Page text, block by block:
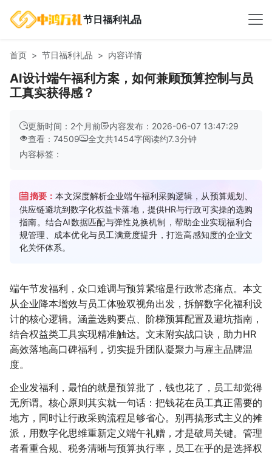
节日福利礼品
首页 节日福利礼品 内容详情
AI设计端午福利方案，如何兼顾预算控制与员
工真实获得感？
更新时间：2个月前
内容发布：2026-06-07 13:47:29
查看：74509
全文共1454字阅读约7.3分钟
内容标签：
摘要：本文深度解析企业端午福利采购逻辑，从预算规划、
供应链避坑到数字化权益卡落地，提供HR与行政可实操的选购
指南。结合AI数据匹配与弹性兑换机制，帮助企业实现福利合
规管理、成本优化与员工满意度提升，打造高感知度的企业文
化关怀体系。
端午节发福利，众口难调与预算紧缩是行政常态痛点。本文
从企业降本增效与员工体验双视角出发，拆解数字化福利设
计的核心逻辑。涵盖选购要点、阶梯预算配置及避坑指南，
结合权益类工具实现精准触达。文末附实战口诀，助力HR
高效落地高口碑福利，切实提升团队凝聚力与雇主品牌温
度。
企业发福利，最怕的就是预算批了，钱也花了，员工却觉得
无所谓。核心原则其实就一句话：把钱花在员工真正需要的
地方，同时让行政采购流程足够省心。别再搞形式主义的摊
派，用数字化思维重新定义端午礼赠，才是破局关键。管理
者看重合规、税务清晰与预算执行率，员工在乎的是选择权